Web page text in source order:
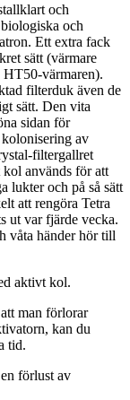
och
och
Ett extra fack
sätt (värmare
HT50-värmaren).
filterduk även de
sätt. Den vita
sidan för
av
filtergallret
används för att
lukter och på så sätt
att rengöra Tetra
ut var fjärde vecka.
våta händer hör till
aktivt kol.
man förlorar
kan du
tid.
förlust av